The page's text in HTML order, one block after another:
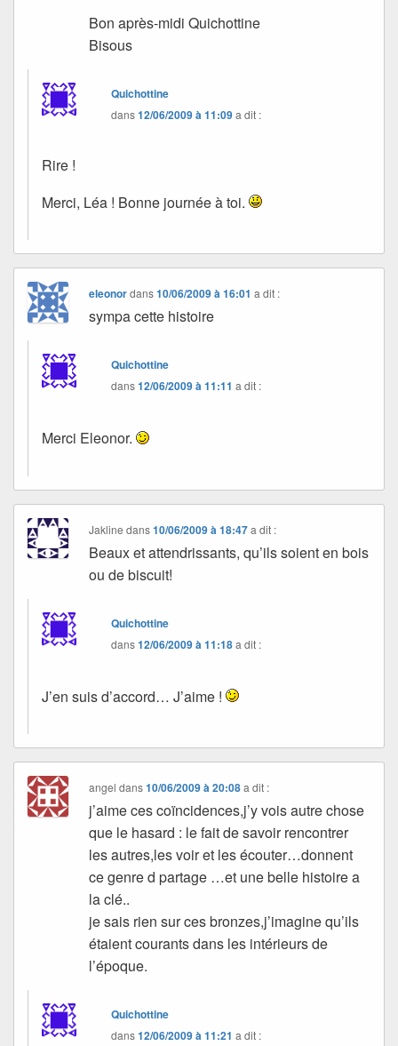
Bon après-midi Quichottine
Bisous
Quichottine
dans12/06/2009 à 11:09a dit :
Rire !
Merci, Léa ! Bonne journée à toi.
eleonordans10/06/2009 à 16:01 a dit :
sympa cette histoire
Quichottine
dans12/06/2009 à 11:11 a dit :
Merci Eleonor.
Jakline dans10/06/2009 à 18:47 a dit :
Beaux et attendrissants, qu’ils soient en bois
ou de biscuit!
Quichottine
dans12/06/2009 à 11:18a dit :
J’en suis d’accord… J’aime !
angel dans10/06/2009 à 20:08 a dit :
j’aime ces coïncidences,j’y vois autre chose
que le hasard : le fait de savoir rencontrer
les autres,les voir et les écouter…donnent
ce genre d partage …et une belle histoire a
la clé..
je sais rien sur ces bronzes,j’imagine qu’ils
étaient courants dans les intérieurs de
l’époque.
Quichottine
dans12/06/2009 à 11:21 a dit :